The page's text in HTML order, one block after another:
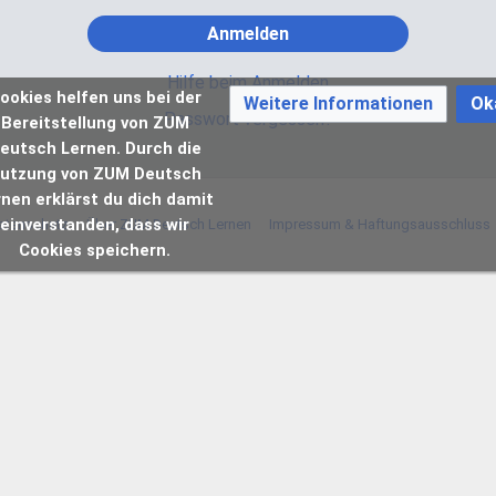
Anmelden
Hilfe beim Anmelden
Passwort vergessen?
Über ZUM Deutsch Lernen Impressum & Haftungsausschluss
helfen uns bei der
Bereitstellung von ZUM
Lernen. Durch die
von ZUM Deutsch
erklärst du dich damit
einverstanden, dass wir
Cookies speichern.
Weitere Informationen